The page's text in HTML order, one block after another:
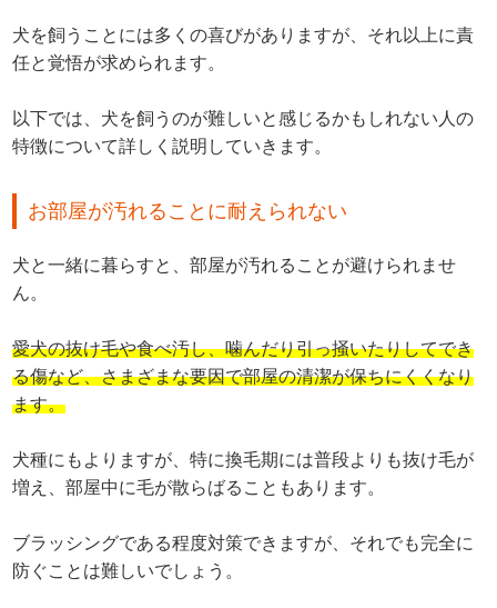
犬を飼うことには多くの喜びがありますが、それ以上に責
任と覚悟が求められます。
以下では、犬を飼うのが難しいと感じるかもしれない人の
特徴について詳しく説明していきます。
お部屋が汚れることに耐えられない
犬と一緒に暮らすと、部屋が汚れることが避けられませ
ん。
愛犬の抜け毛や食べ汚し、噛んだり引っ掻いたりしてでき
る傷など、さまざまな要因で部屋の清潔が保ちにくくなり
ます。
犬種にもよりますが、特に換毛期には普段よりも抜け毛が
増え、部屋中に毛が散らばることもあります。
ブラッシングである程度対策できますが、それでも完全に
防ぐことは難しいでしょう。